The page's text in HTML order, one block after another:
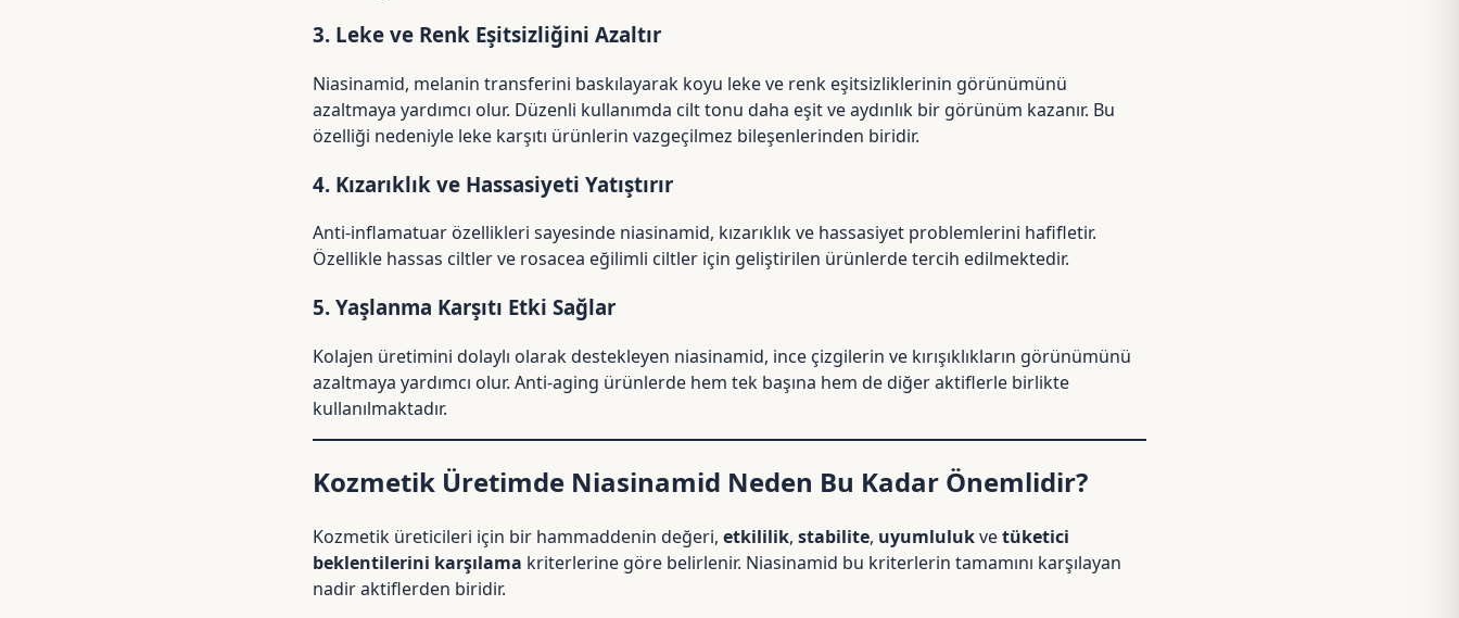
3. Leke ve Renk Eşitsizliğini Azaltır
Niasinamid, melanin transferini baskılayarak koyu leke ve renk eşitsizliklerinin görünümünü
azaltmaya yardımcı olur. Düzenli kullanımda cilt tonu daha eşit ve aydınlık bir görünüm kazanır. Bu
özelliği nedeniyle leke karşıtı ürünlerin vazgeçilmez bileşenlerinden biridir.
4. Kızarıklık ve Hassasiyeti Yatıştırır
Anti-inflamatuar özellikleri sayesinde niasinamid, kızarıklık ve hassasiyet problemlerini hafifletir.
Özellikle hassas ciltler ve rosacea eğilimli ciltler için geliştirilen ürünlerde tercih edilmektedir.
5. Yaşlanma Karşıtı Etki Sağlar
Kolajen üretimini dolaylı olarak destekleyen niasinamid, ince çizgilerin ve kırışıklıkların görünümünü
azaltmaya yardımcı olur. Anti-aging ürünlerde hem tek başına hem de diğer aktiflerle birlikte
kullanılmaktadır.
Kozmetik Üretimde Niasinamid Neden Bu Kadar Önemlidir?
Kozmetik üreticileri için bir hammaddenin değeri, etkililik, stabilite, uyumlulukvetüketici
beklentilerini karşılama kriterlerine göre belirlenir. Niasinamid bu kriterlerin tamamını karşılayan
nadir aktiflerden biridir.